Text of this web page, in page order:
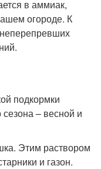
в аммиак,
огороде. К
подкормки
сезона – весной и
Этим раствором
и газон.